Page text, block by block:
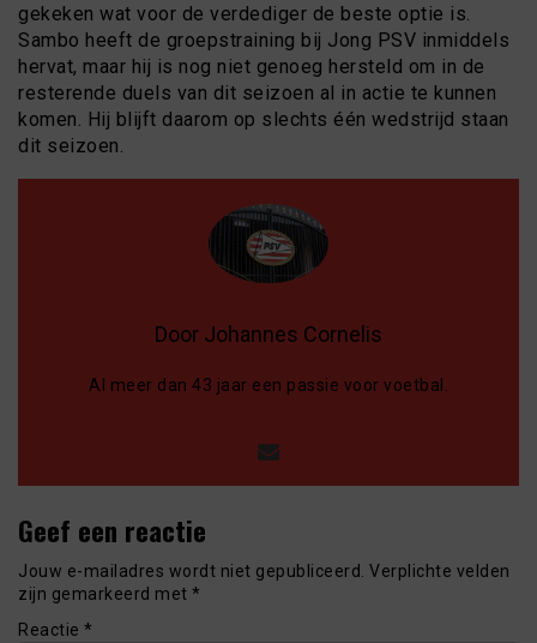
gekeken wat voor de verdediger de beste optie is.
Sambo heeft de groepstraining bij Jong PSV inmiddels
hervat, maar hij is nog niet genoeg hersteld om in de
resterende duels van dit seizoen al in actie te kunnen
komen. Hij blijft daarom op slechts één wedstrijd staan
dit seizoen.
Door Johannes Cornelis
Al meer dan 43 jaar een passie voor voetbal.
Geef een reactie
Jouw e-mailadres wordt niet gepubliceerd. Verplichte velden
zijn gemarkeerd met *
Reactie *